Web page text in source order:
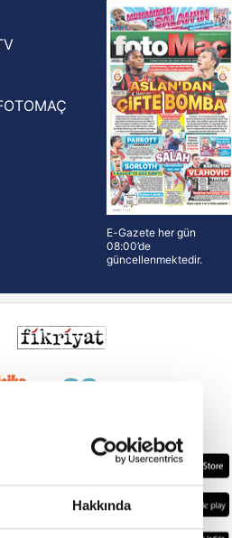
Hakkında
Crespo, Meksika Ligi
Atlas'ın yeni teknik direktörü
E-Gazete her gün
08:00’de
güncellenmektedir.